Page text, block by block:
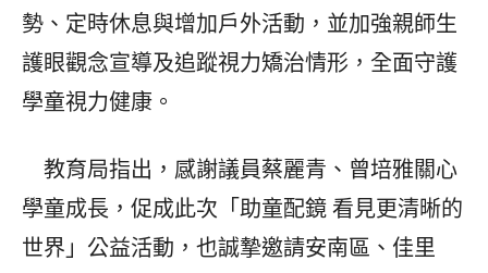
勢、定時休息與增加戶外活動，並加強親師生
護眼觀念宣導及追蹤視力矯治情形，全面守護
學童視力健康。
教育局指出，感謝議員蔡麗青、曾培雅關心
學童成長，促成此次「助童配鏡 看見更清晰的
世界」公益活動，也誠摯邀請安南區、佳里